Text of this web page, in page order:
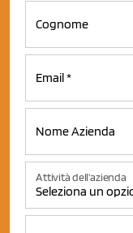
Attività dell'azienda